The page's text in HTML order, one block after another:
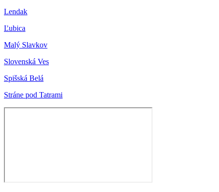
Lendak
Ľubica
Malý Slavkov
Slovenská Ves
Spišská Belá
Stráne pod Tatrami